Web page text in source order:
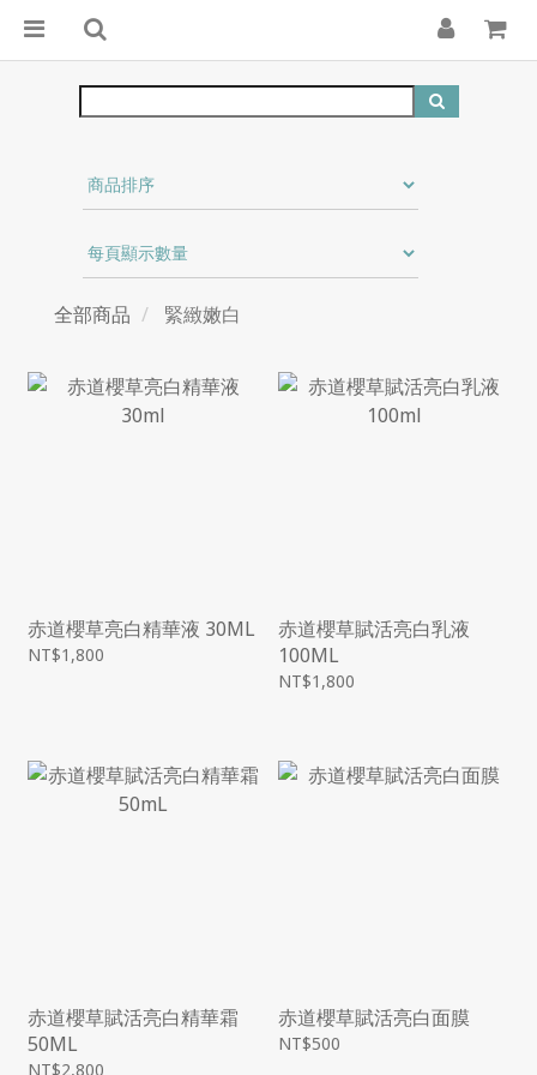
全部商品 緊緻嫩白
赤道櫻草亮白精華液 30ML
NT$1,800
赤道櫻草賦活亮白乳液
100ML
NT$1,800
赤道櫻草賦活亮白精華霜
50ML
NT$2,800
赤道櫻草賦活亮白面膜
NT$500